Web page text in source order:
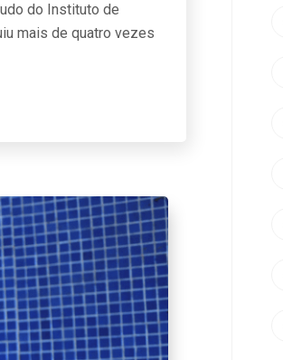
do Instituto de
mais de quatro vezes